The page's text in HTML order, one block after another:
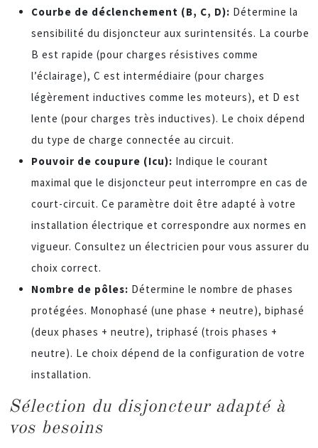
Courbe de déclenchement (B, C, D): Détermine la
sensibilité du disjoncteur aux surintensités. La courbe
B est rapide (pour charges résistives comme
l’éclairage), C est intermédiaire (pour charges
légèrement inductives comme les moteurs), et D est
lente (pour charges très inductives). Le choix dépend
du type de charge connectée au circuit.
Pouvoir de coupure (Icu): Indique le courant
maximal que le disjoncteur peut interrompre en cas de
court-circuit. Ce paramètre doit être adapté à votre
installation électrique et correspondre aux normes en
vigueur. Consultez un électricien pour vous assurer du
choix correct.
Nombre de pôles: Détermine le nombre de phases
protégées. Monophasé (une phase + neutre), biphasé
(deux phases + neutre), triphasé (trois phases +
neutre). Le choix dépend de la configuration de votre
installation.
Sélection du disjoncteur adapté à
vos besoins